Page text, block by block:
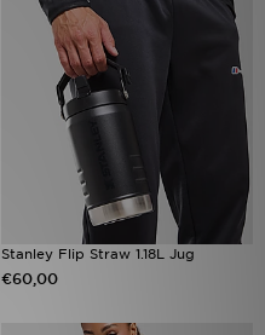
Stanley Flip Straw 1.18L Jug
€60,00